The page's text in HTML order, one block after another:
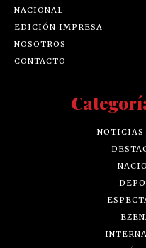
NACIONAL
EDICIÓN IMPRESA
NOSOTROS
CONTACTO